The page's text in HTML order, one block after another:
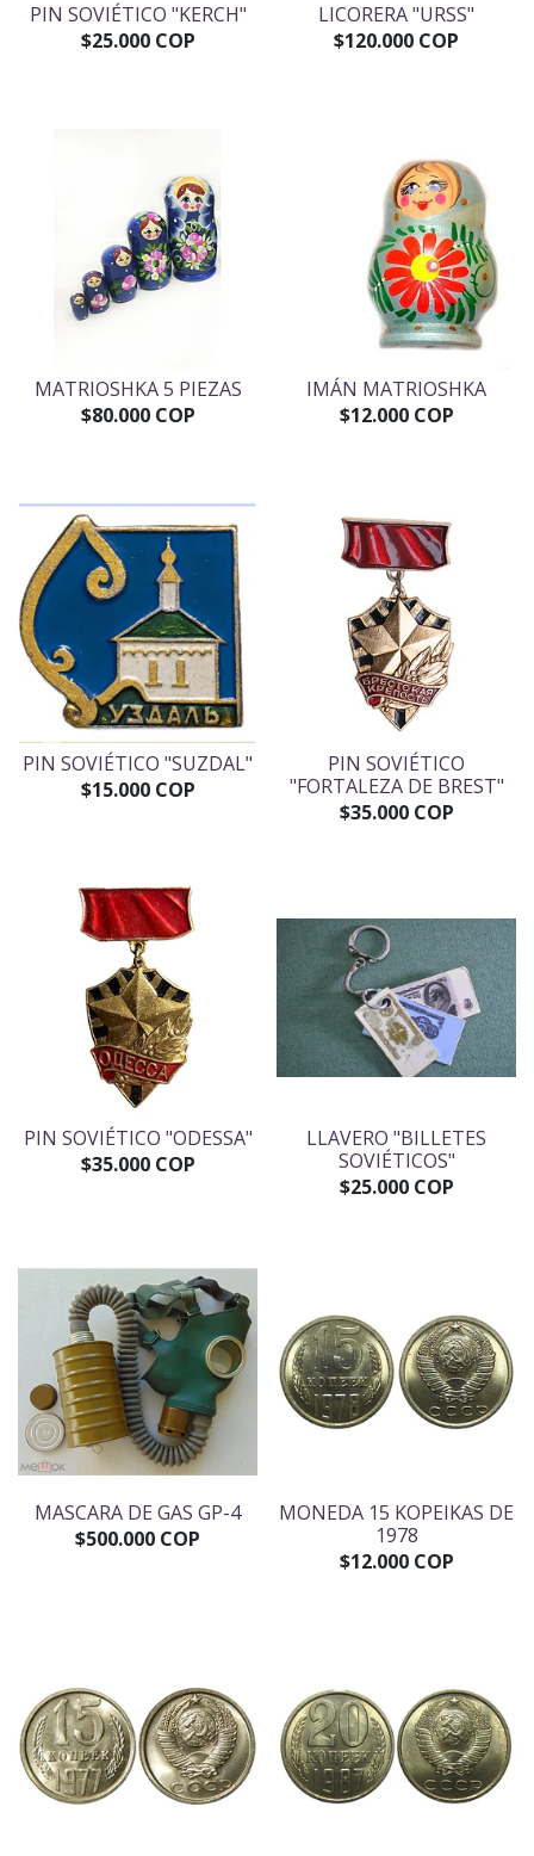
PIN SOVIÉTICO "KERCH"
$25.000 COP
LICORERA "URSS"
$120.000 COP
MATRIOSHKA 5 PIEZAS
$80.000 COP
IMÁN MATRIOSHKA
$12.000 COP
PIN SOVIÉTICO "SUZDAL"
$15.000 COP
PIN SOVIÉTICO
"FORTALEZA DE BREST"
$35.000 COP
PIN SOVIÉTICO "ODESSA"
$35.000 COP
LLAVERO "BILLETES
SOVIÉTICOS"
$25.000 COP
MASCARA DE GAS GP-4
$500.000 COP
MONEDA 15 KOPEIKAS DE
1978
$12.000 COP